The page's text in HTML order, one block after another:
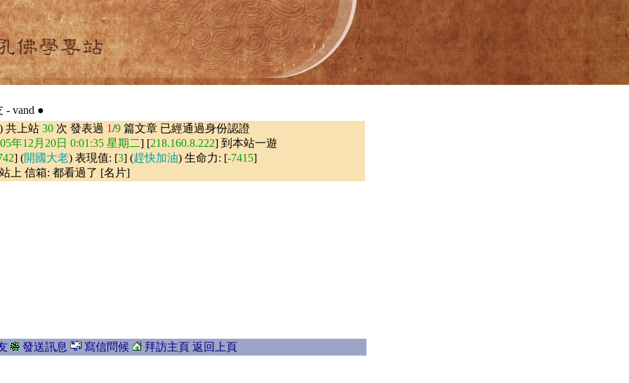
- vand ●
) 共上站 30 次 發表過 1/9 篇文章 已經通過身份認證
年12月20日 0:01:35 星期二] [218.160.8.222] 到本站一遊
] (開國大老) 表現值: [3] (趕快加油) 生命力: [-7415]
上 信箱: 都看過了 [名片]
發送訊息 寫信問候 拜訪主頁 返回上頁